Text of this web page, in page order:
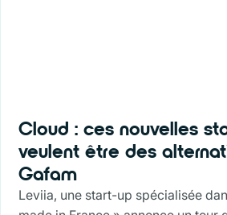
Cloud : ces nouvelles
veulent être des
Gafam
Leviia, une start-up spécialisée